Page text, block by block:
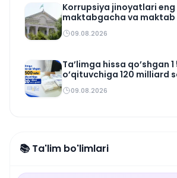
Korrupsiya jinoyatlari eng
maktabgacha va maktab
etildi09.08.2026
Ta’limga hissa qo’shgan
o’qituvchiga 120 milliard
09.08.2026
📚 Ta'lim bo'limlari